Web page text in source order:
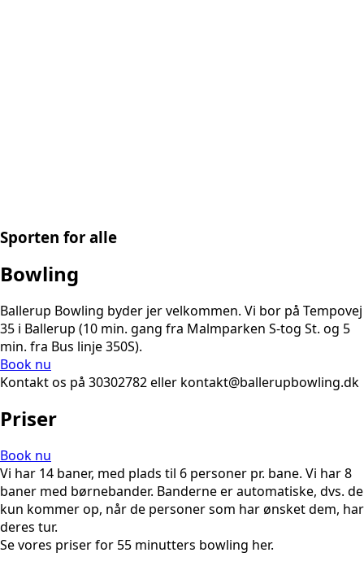
Sporten for alle
Bowling
Ballerup Bowling byder jer velkommen. Vi bor på Tempovej
35 i Ballerup (10 min. gang fra Malmparken S-tog St. og 5
min. fra Bus linje 350S).
Book nu
Kontakt os på 30302782 eller kontakt@ballerupbowling.dk
Priser
Book nu
Vi har 14 baner, med plads til 6 personer pr. bane. Vi har 8
baner med børnebander. Banderne er automatiske, dvs. de
kun kommer op, når de personer som har ønsket dem, har
deres tur.
Se vores priser for 55 minutters bowling her.